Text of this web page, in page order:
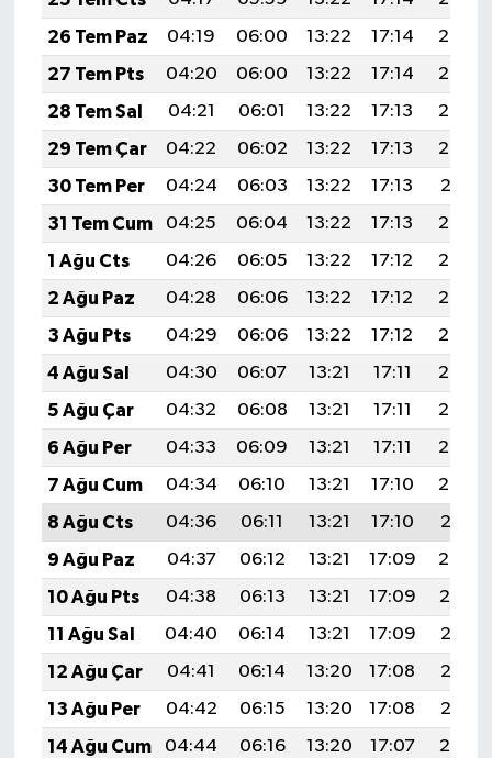
26 Tem Paz
04:19 06:00 13:22 17:14
20:34
27 Tem Pts
04:20 06:00 13:22 17:14
20:33
28 Tem Sal
04:21 06:01 13:22 17:13
20:33
29 Tem Çar
04:22 06:02 13:22 17:13
20:32
30 Tem Per
04:24 06:03 13:22 17:13
20:31
31 Tem Cum
04:25 06:04 13:22 17:13
20:30
1 Ağu Cts
04:26 06:05 13:22 17:12
20:29
2 Ağu Paz
04:28 06:06 13:22 17:12
20:28
3 Ağu Pts
04:29 06:06 13:22 17:12
20:27
4 Ağu Sal
04:30 06:07 13:21 17:11
20:26
5 Ağu Çar
04:32 06:08 13:21 17:11
20:25
6 Ağu Per
04:33 06:09 13:21 17:11
20:24
7 Ağu Cum
04:34 06:10 13:21 17:10
20:22
8 Ağu Cts
04:36 06:11 13:21 17:10
20:21
9 Ağu Paz
04:37 06:12 13:21 17:09
20:20
10 Ağu Pts
04:38 06:13 13:21 17:09
20:19
11 Ağu Sal
04:40 06:14 13:21 17:09
20:18
12 Ağu Çar
04:41 06:14 13:20 17:08
20:17
13 Ağu Per
04:42 06:15 13:20 17:08
20:15
14 Ağu Cum
04:44 06:16 13:20 17:07
20:14